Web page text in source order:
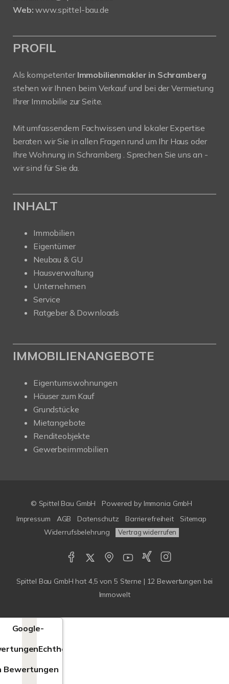
Web: www.spittel-bau.de
PROFIL
Als kompetenter Immobilienmakler in Schramberg
stehen wir Ihnen beim Verkauf und bei der Vermietung
Ihrer Immobilie zur Seite.
Mit umfassendem Fachwissen und lokaler Expertise
beraten wir Sie in allen Fragen rund um Ihr Haus oder
Ihre Wohnung in Schramberg . Sprechen Sie uns an -
wir sind für Sie da.
INHALT
Immobilien
Eigentümer
Neubau & GU
Hausverwaltung
Unternehmen
Service
Ratgeber & Downloads
IMMOBILIENANGEBOTE
Eigentumswohnungen
Häuser zum Kauf
Grundstücke
Mietangebote
Renditeobjekte
Gewerbeimmobilien
© Spittel Bau GmbH Powered by Immonia GmbH
Impressum
AGB Datenschutz Barrierefreiheit
Sitemap
Widerrufsbelehrung
Vertrag widerrufen
Spittel Bau GmbH hat 4,5 von 5 Sterne | 12 Bewertungen bei
Immowelt
Google-
Echtheit
Bewertungen